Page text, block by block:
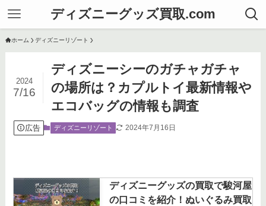
ディズニーグッズ買取.com
ホーム ディズニーリゾート
ディズニーシーのガチャガチャ
の場所は？カプルトイ最新情報や
エコバッグの情報も調査
2024
7/16
広告 ディズニーリゾート 2024年7月16日
ディズニーグッズの買取で駿河屋
の口コミを紹介！ぬいぐるみ買取